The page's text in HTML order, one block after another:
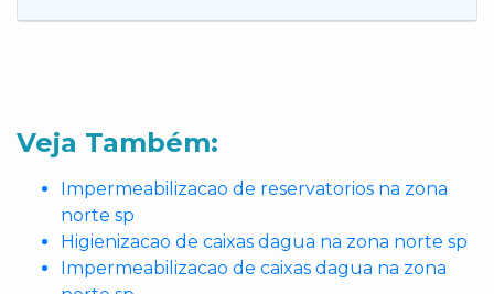
Veja Também:
Impermeabilizacao de reservatorios na zona
norte sp
Higienizacao de caixas dagua na zona norte sp
Impermeabilizacao de caixas dagua na zona